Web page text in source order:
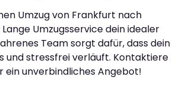
Umzug von Frankfurt nach
Umzugsservice dein idealer
Team sorgt dafür, dass dein
und stressfrei verläuft. Kontaktiere
ein unverbindliches Angebot!